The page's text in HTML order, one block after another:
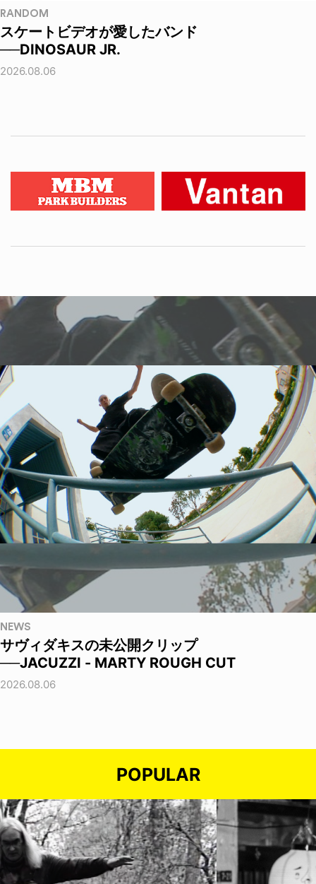
RANDOM
スケートビデオが愛したバンド
──DINOSAUR JR.
2026.08.06
NEWS
サヴィダキスの未公開クリップ
──JACUZZI - MARTY ROUGH CUT
2026.08.06
POPULAR